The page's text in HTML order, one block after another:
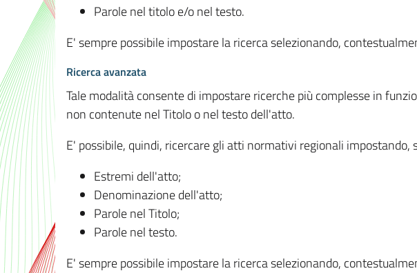
Parole nel titolo e/o nel testo.
E' sempre possibile impostare la ricerca selezionando,
Ricerca avanzata
Tale modalità consente di impostare ricerche più complesse in
non contenute nel Titolo o nel testo dell'atto.
E' possibile, quindi, ricercare gli atti normativi regionali
Estremi dell'atto;
Denominazione dell'atto;
Parole nel Titolo;
Parole nel testo.
E' sempre possibile impostare la ricerca selezionando,